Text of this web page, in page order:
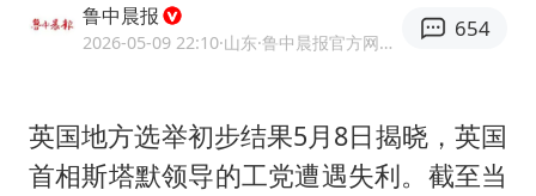
日本广岛民众举行游行反对政府行径
男子杀人后逃进深山21年活得像野人
日韩股市高开跳水 SK海力士下挫转跌
鲁中晨报
2026-05-09 22:10·山东 ·鲁中晨报官方网易号
654
英国地方选举初步结果5月8日揭晓，英国
首相斯塔默领导的工党遭遇失利。截至当